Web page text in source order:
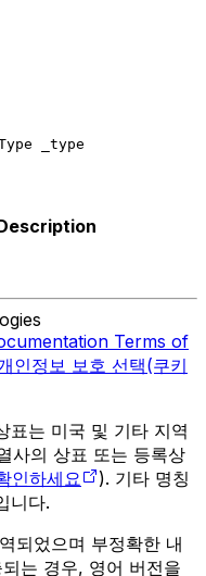
_type
Terms of
인정보 보호 선택(쿠키
는 미국 및 기타 지역
사의 상표 또는 등록상
인하세요
). 기타 명칭
니다.
되었으며 부정확한 내
는 경우, 영어 버전을